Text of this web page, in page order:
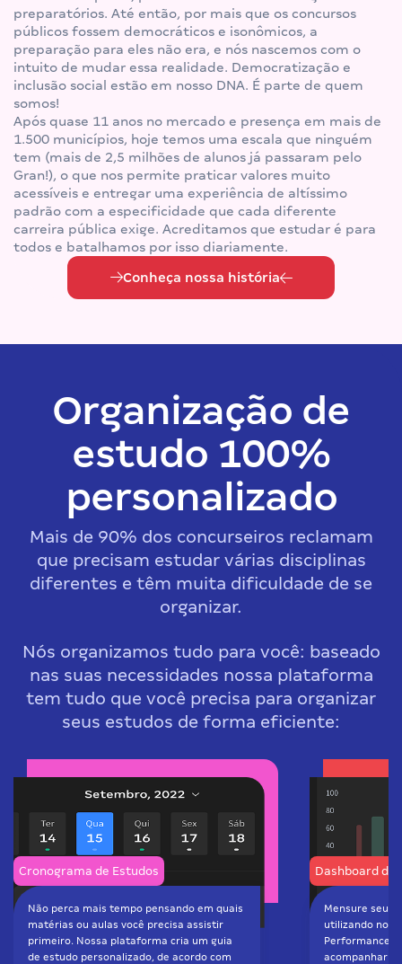
preparatórios. Até então, por mais que os concursos
públicos fossem democráticos e isonômicos, a
preparação para eles não era, e nós nascemos com o
intuito de mudar essa realidade. Democratização e
inclusão social estão em nosso DNA. É parte de quem
somos!
Após quase 11 anos no mercado e presença em mais de
1.500 municípios, hoje temos uma escala que ninguém
tem (mais de 2,5 milhões de alunos já passaram pelo
Gran!), o que nos permite praticar valores muito
acessíveis e entregar uma experiência de altíssimo
padrão com a especificidade que cada diferente
carreira pública exige. Acreditamos que estudar é para
todos e batalhamos por isso diariamente.
Conheça nossa história
Organização de
estudo 100%
personalizado
Mais de 90% dos concurseiros reclamam
que precisam estudar várias disciplinas
diferentes e têm muita dificuldade de se
organizar.
Nós organizamos tudo para você: baseado
nas suas necessidades nossa plataforma
tem tudo que você precisa para organizar
seus estudos de forma eficiente:
Cronograma de Estudos
Não perca mais tempo pensando em quais
matérias ou aulas você precisa assistir
primeiro. Nossa plataforma cria um guia
de estudo personalizado, de acordo com
Dashboard de
Mensure seu
utilizando
Performance.
acompanhar